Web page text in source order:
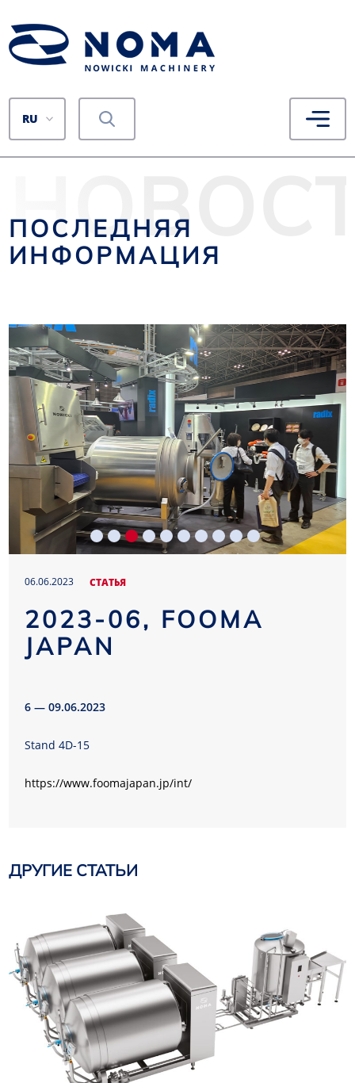
RU
ПОСЛЕДНЯЯ
ИНФОРМАЦИЯ
06.06.2023 CТАТЬЯ
2023-06, FOOMA
JAPAN
6 — 09.06.2023
Stand 4D-15
https://www.foomajapan.jp/int/
ДРУГИЕ СТАТЬИ